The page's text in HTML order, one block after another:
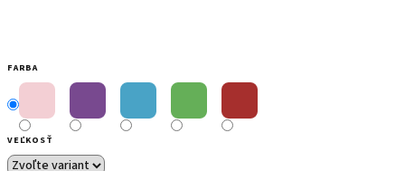
FARBA
VEĽKOSŤ